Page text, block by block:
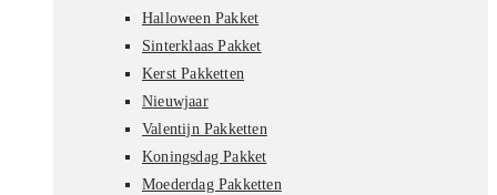
Halloween Pakket
Sinterklaas Pakket
Kerst Pakketten
Nieuwjaar
Valentijn Pakketten
Koningsdag Pakket
Moederdag Pakketten